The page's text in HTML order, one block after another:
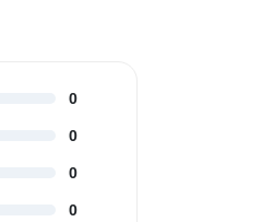
0
0
0
0